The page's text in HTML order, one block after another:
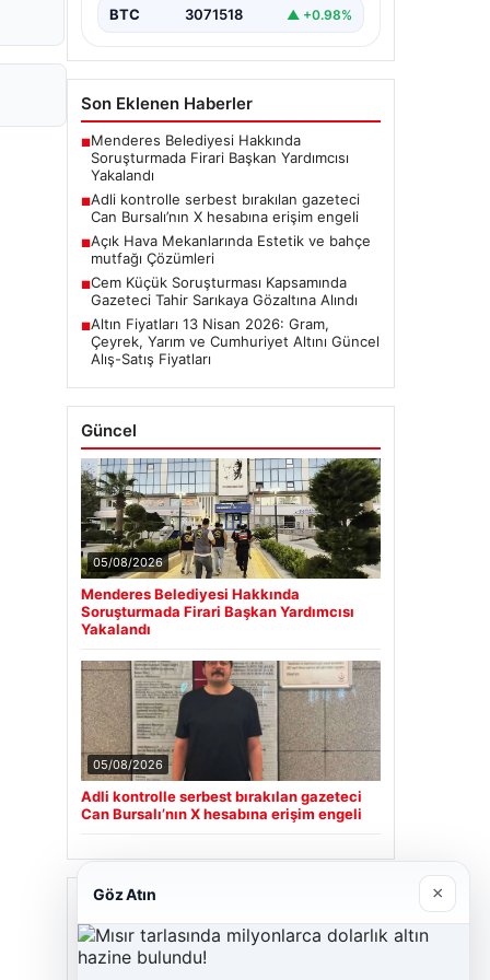
BTC 3071518 ▲ +0.98%
Son Eklenen Haberler
■Menderes Belediyesi Hakkında
Soruşturmada Firari Başkan Yardımcısı
Yakalandı
■Adli kontrolle serbest bırakılan gazeteci
Can Bursalı’nın X hesabına erişim engeli
■Açık Hava Mekanlarında Estetik ve bahçe
mutfağı Çözümleri
■Cem Küçük Soruşturması Kapsamında
Gazeteci Tahir Sarıkaya Gözaltına Alındı
■Altın Fiyatları 13 Nisan 2026: Gram,
Çeyrek, Yarım ve Cumhuriyet Altını Güncel
Alış-Satış Fiyatları
Güncel
05/08/2026
Menderes Belediyesi Hakkında
Soruşturmada Firari Başkan Yardımcısı
Yakalandı
05/08/2026
Adli kontrolle serbest bırakılan gazeteci
Can Bursalı’nın X hesabına erişim engeli
Son Eklenen Firmalar
Cengiz Sigorta
Göz Atın ×